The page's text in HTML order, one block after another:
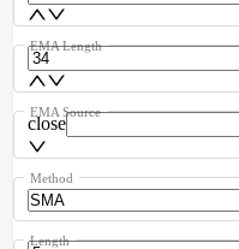
EMA Length
close
EMA Source
Method
Length